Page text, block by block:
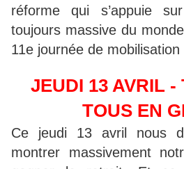
réforme qui s’appuie
toujours massive du
11e journée de
JEUDI 13 AVRIL -
TOUS EN
Ce jeudi 13 avril nous
montrer massivement